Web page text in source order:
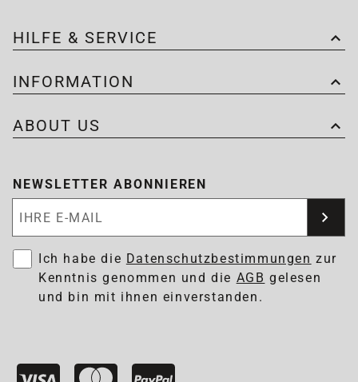
HILFE & SERVICE
INFORMATION
ABOUT US
NEWSLETTER ABONNIEREN
Ich habe die Datenschutzbestimmungen zur
Kenntnis genommen und die AGB gelesen
und bin mit ihnen einverstanden.